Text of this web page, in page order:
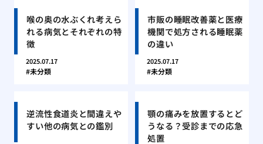
喉の奥の水ぶくれ考えら
れる病気とそれぞれの特
徴
2025.07.17
未分類
市販の睡眠改善薬と医療
機関で処方される睡眠薬
の違い
2025.07.17
未分類
逆流性食道炎と間違えや
すい他の病気との鑑別
顎の痛みを放置するとど
うなる？受診までの応急
処置